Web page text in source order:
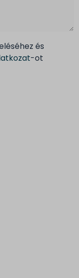
és
-ot